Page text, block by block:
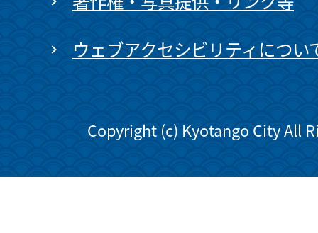
ウェブアクセシビリティについ
Copyright (c) Kyotango City All